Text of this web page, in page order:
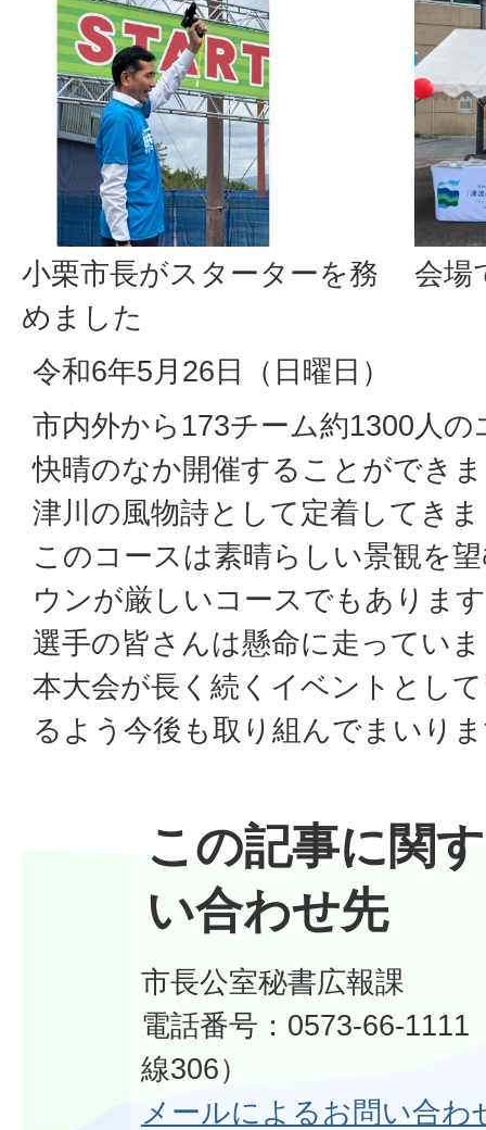
小栗市長がスターターを務
めました
会場
令和6年5月26日（日曜日）
市内外から173チーム約1300人
快晴のなか開催することができ
津川の風物詩として定着してき
このコースは素晴らしい景観を
ウンが厳しいコースでもありま
選手の皆さんは懸命に走ってい
本大会が長く続くイベントとし
るよう今後も取り組んでまいり
この記事に関
い合わせ先
市長公室秘書広報課
電話番号：0573-66-1111
線306）
メールによるお問い合わ